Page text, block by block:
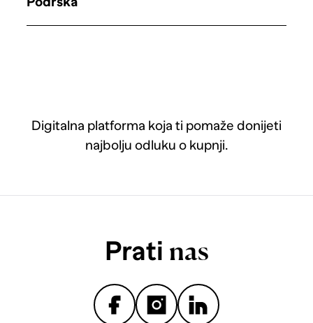
Digitalna platforma koja ti pomaže donijeti
najbolju odluku o kupnji.
Prati nas